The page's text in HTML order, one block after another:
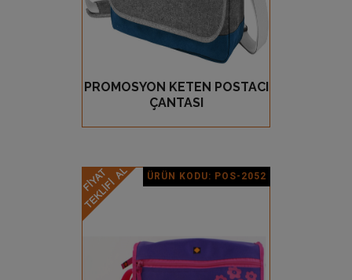
GÖZ AT
PROMOSYON KETEN POSTACI
ÇANTASI
ÜRÜN KODU: POS-2052
Ürün Detay